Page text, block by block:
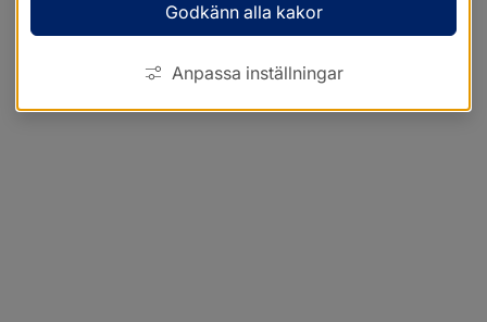
Godkänn alla kakor
Anpassa inställningar